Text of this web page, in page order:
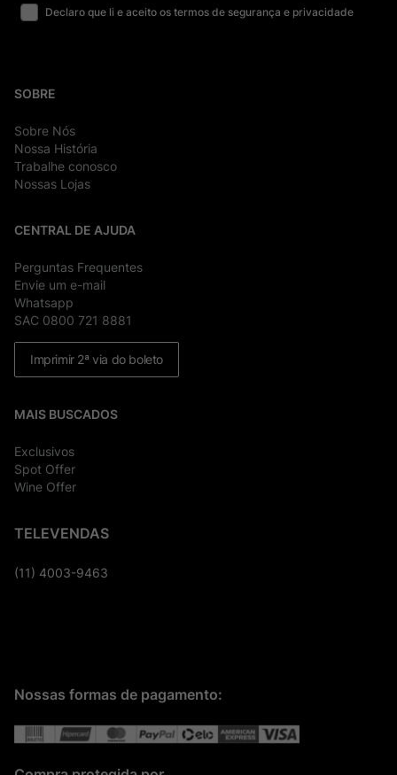
Declaro que li e aceito os termos de segurança e privacidade
SOBRE
Sobre Nós
Nossa História
Trabalhe conosco
Nossas Lojas
CENTRAL DE AJUDA
Perguntas Frequentes
Envie um e-mail
Whatsapp
SAC 0800 721 8881
Imprimir 2ª via do boleto
MAIS BUSCADOS
Exclusivos
Spot Offer
Wine Offer
TELEVENDAS
(11) 4003-9463
Nossas formas de pagamento: